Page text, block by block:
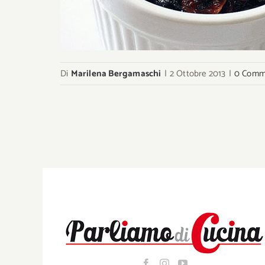
Di Marilena Bergamaschi | 2 Ottobre 2013 | 0